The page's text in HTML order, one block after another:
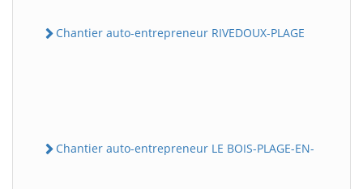
Chantier auto-entrepreneur RIVEDOUX-PLAGE
Chantier auto-entrepreneur LE BOIS-PLAGE-EN-